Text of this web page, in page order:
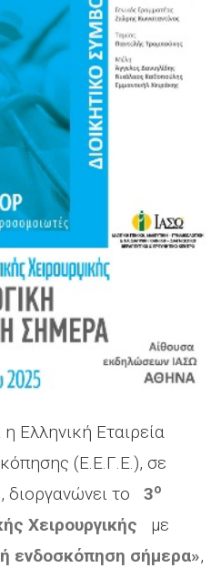
Ελληνική Εταιρεία
(Ε.Ε.Γ.Ε.), σε
διοργανώνει το 3ο
Χειρουργικής
με
ενδοσκόπηση σήμερα»,